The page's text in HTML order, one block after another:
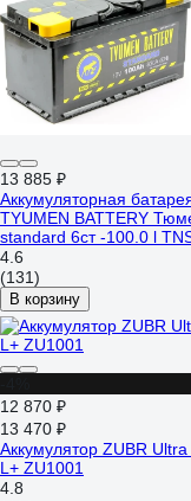
13 885 ₽
Аккумуляторная
TYUMEN BATTERY
standard 6ст -100.0 l
4.6
(131)
В корзину
12 870 ₽
13 470 ₽
Аккумулятор ZUBR
L+ ZU1001
4.8